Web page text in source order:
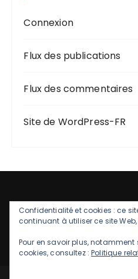
Connexion
Flux des publications
Flux des commentaires
Site de WordPress-FR
Confidentialité et cookies : ce
continuant à utiliser ce site
Pour en savoir plus,
cookies, consultez :Politique